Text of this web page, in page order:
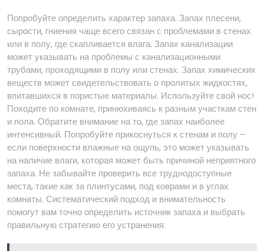
Попробуйте определить характер запаха. Запах плесени,
сырости, гниения чаще всего связан с проблемами в стенах
или в полу, где скапливается влага. Запах канализации
может указывать на проблемы с канализационными
трубами, проходящими в полу или стенах. Запах химических
веществ может свидетельствовать о пролитых жидкостях,
впитавшихся в пористые материалы. Используйте свой нос!
Походите по комнате, принюхиваясь к разным участкам стен
и пола. Обратите внимание на то, где запах наиболее
интенсивный. Попробуйте прикоснуться к стенам и полу –
если поверхности влажные на ощупь, это может указывать
на наличие влаги, которая может быть причиной неприятного
запаха. Не забывайте проверить все труднодоступные
места, такие как за плинтусами, под коврами и в углах
комнаты. Систематический подход и внимательность
помогут вам точно определить источник запаха и выбрать
правильную стратегию его устранения.